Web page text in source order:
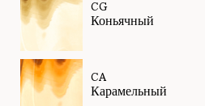
CG
Коньячный
CA
Карамельный